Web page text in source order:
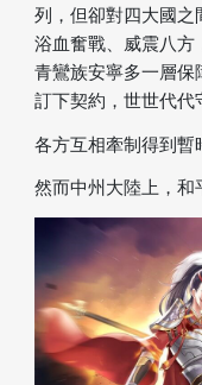
列，但卻對四大國
浴血奮戰、威震八
青鸞族安寧多一層
訂下契約，世世代代
各方互相牽制得到暫
然而中州大陸上，和